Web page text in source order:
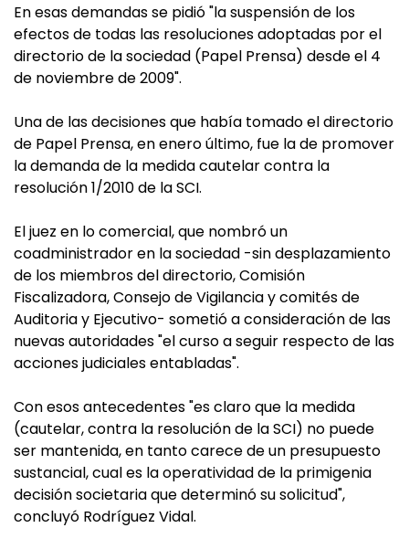
En esas demandas se pidió "la suspensión de los
efectos de todas las resoluciones adoptadas por el
directorio de la sociedad (Papel Prensa) desde el 4
de noviembre de 2009".
Una de las decisiones que había tomado el directorio
de Papel Prensa, en enero último, fue la de promover
la demanda de la medida cautelar contra la
resolución 1/2010 de la SCI.
El juez en lo comercial, que nombró un
coadministrador en la sociedad -sin desplazamiento
de los miembros del directorio, Comisión
Fiscalizadora, Consejo de Vigilancia y comités de
Auditoria y Ejecutivo- sometió a consideración de las
nuevas autoridades "el curso a seguir respecto de las
acciones judiciales entabladas".
Con esos antecedentes "es claro que la medida
(cautelar, contra la resolución de la SCI) no puede
ser mantenida, en tanto carece de un presupuesto
sustancial, cual es la operatividad de la primigenia
decisión societaria que determinó su solicitud",
concluyó Rodríguez Vidal.